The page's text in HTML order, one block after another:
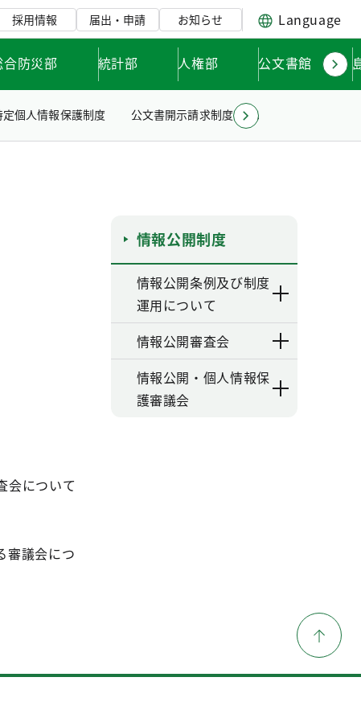
採用情報 届出・申請 お知らせ Language
合防災部 統計部 人権部 公文書館
個人情報保護制度 公文書開示請求制度について
会について
審議会につ
情報公開制度
情報公開条例及び制度
運用について
情報公開審査会
情報公開・個人情報保
護審議会